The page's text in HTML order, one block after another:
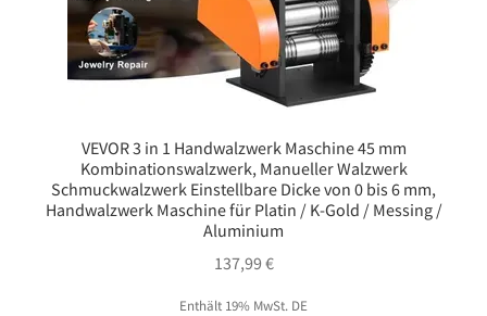
VEVOR 3 in 1 Handwalzwerk Maschine 45 mm
Kombinationswalzwerk, Manueller Walzwerk
Schmuckwalzwerk Einstellbare Dicke von 0 bis 6 mm,
Handwalzwerk Maschine für Platin / K-Gold / Messing /
Aluminium
137,99 €
Enthält 19% MwSt. DE